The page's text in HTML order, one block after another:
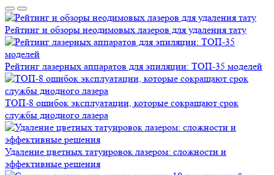
Рейтинг и обзоры неодимовых лазеров для удаления тату
Рейтинг лазерных аппаратов для эпиляции: ТОП-35 моделей
ТОП-8 ошибок эксплуатации, которые сокращают срок
службы диодного лазера
Удаление цветных татуировок лазером: сложности и
эффективные решения